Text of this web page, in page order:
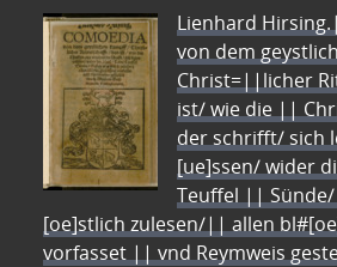
Lienhard
von dem
Christ=||licher
ist/ wie die ||
der schrifft/ sich
[ue]ssen/ wider
Teuffel ||
[oe]stlich zulesen/|| allen
vorfasset || vnd Reymweis